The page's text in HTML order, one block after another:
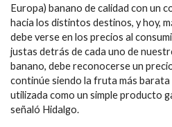
Europa) banano de calidad con un
hacia los distintos destinos, y hoy,
debe verse en los precios al
justas detrás de cada uno de
banano, debe reconocerse un
continúe siendo la fruta más barata
utilizada como un simple producto
señaló Hidalgo.